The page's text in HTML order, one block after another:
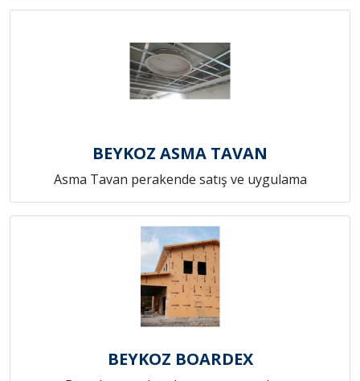
BEYKOZ ASMA TAVAN
Asma Tavan perakende satış ve uygulama
BEYKOZ BOARDEX